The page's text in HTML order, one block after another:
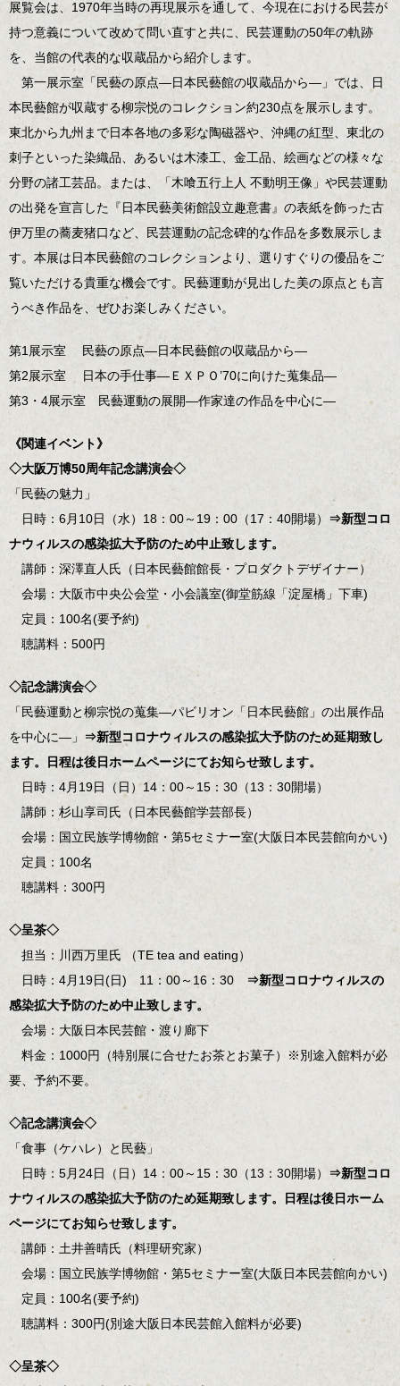
展覧会は、1970年当時の再現展示を通して、今現在における民芸が
持つ意義について改めて問い直すと共に、民芸運動の50年の軌跡
を、当館の代表的な収蔵品から紹介します。
第一展示室「民藝の原点―日本民藝館の収蔵品から―」では、日
本民藝館が収蔵する柳宗悦のコレクション約230点を展示します。
東北から九州まで日本各地の多彩な陶磁器や、沖縄の紅型、東北の
刺子といった染織品、あるいは木漆工、金工品、絵画などの様々な
分野の諸工芸品。または、「木喰五行上人 不動明王像」や民芸運動
の出発を宣言した『日本民藝美術館設立趣意書』の表紙を飾った古
伊万里の蕎麦猪口など、民芸運動の記念碑的な作品を多数展示しま
す。本展は日本民藝館のコレクションより、選りすぐりの優品をご
覧いただける貴重な機会です。民藝運動が見出した美の原点とも言
うべき作品を、ぜひお楽しみください。
第1展示室 民藝の原点―日本民藝館の収蔵品から―
第2展示室 日本の手仕事―ＥＸＰＯ’70に向けた蒐集品―
第3・4展示室 民藝運動の展開―作家達の作品を中心に―
《関連イベント》
◇大阪万博50周年記念講演会◇
「民藝の魅力」
日時：6月10日（水）18：00～19：00（17：40開場） ⇒新型コロ
ナウィルスの感染拡大予防のため中止致します。
講師：深澤直人氏（日本民藝館館長・プロダクトデザイナー）
会場：大阪市中央公会堂・小会議室(御堂筋線「淀屋橋」下車)
定員：100名(要予約)
聴講料：500円
◇記念講演会◇
「民藝運動と柳宗悦の蒐集―パビリオン「日本民藝館」の出展作品
を中心に―」 ⇒新型コロナウィルスの感染拡大予防のため延期致し
ます。日程は後日ホームページにてお知らせ致します。
日時：4月19日（日）14：00～15：30（13：30開場）
講師：杉山享司氏（日本民藝館学芸部長）
会場：国立民族学博物館・第5セミナー室(大阪日本民芸館向かい)
定員：100名
聴講料：300円
◇呈茶◇
担当：川西万里氏 （TE tea and eating）
日時：4月19日(日) 11：00～16：30 ⇒新型コロナウィルスの
感染拡大予防のため中止致します。
会場：大阪日本民芸館・渡り廊下
料金：1000円（特別展に合せたお茶とお菓子）※別途入館料が必
要、予約不要。
◇記念講演会◇
「食事（ケハレ）と民藝」
日時：5月24日（日）14：00～15：30（13：30開場） ⇒新型コロ
ナウィルスの感染拡大予防のため延期致します。日程は後日ホーム
ページにてお知らせ致します。
講師：土井善晴氏（料理研究家）
会場：国立民族学博物館・第5セミナー室(大阪日本民芸館向かい)
定員：100名(要予約)
聴講料：300円(別途大阪日本民芸館入館料が必要)
◇呈茶◇